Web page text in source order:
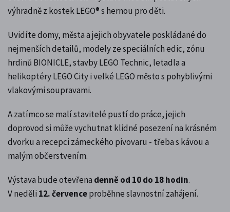
výhradně z kostek LEGO® s hernou pro děti.
Uvidíte domy, města a jejich obyvatele poskládané do
nejmenších detailů, modely ze speciálních edic, zónu
hrdinů BIONICLE, stavby LEGO Technic, letadla a
helikoptéry LEGO City i velké LEGO město s pohyblivými
vlakovými soupravami.
A zatímco se malí stavitelé pustí do práce, jejich
doprovod si může vychutnat klidné posezení na krásném
dvorku a recepci zámeckého pivovaru - třeba s kávou a
malým občerstvením.
Výstava bude otevřena denně od 10 do 18 hodin.
V neděli 12. červenceproběhne slavnostní zahájení.